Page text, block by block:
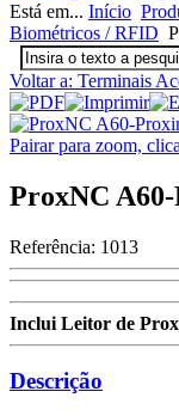
Está em... Início
Biométricos / RFID
Voltar a: Terminais
Pairar para zoom,
ProxNC
Referência: 1013
Inclui Leitor de
Descrição